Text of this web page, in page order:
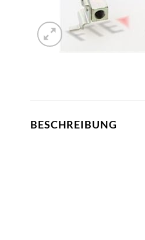
BESCHREIBUNG